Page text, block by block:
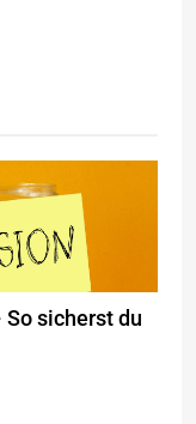
sicherst du